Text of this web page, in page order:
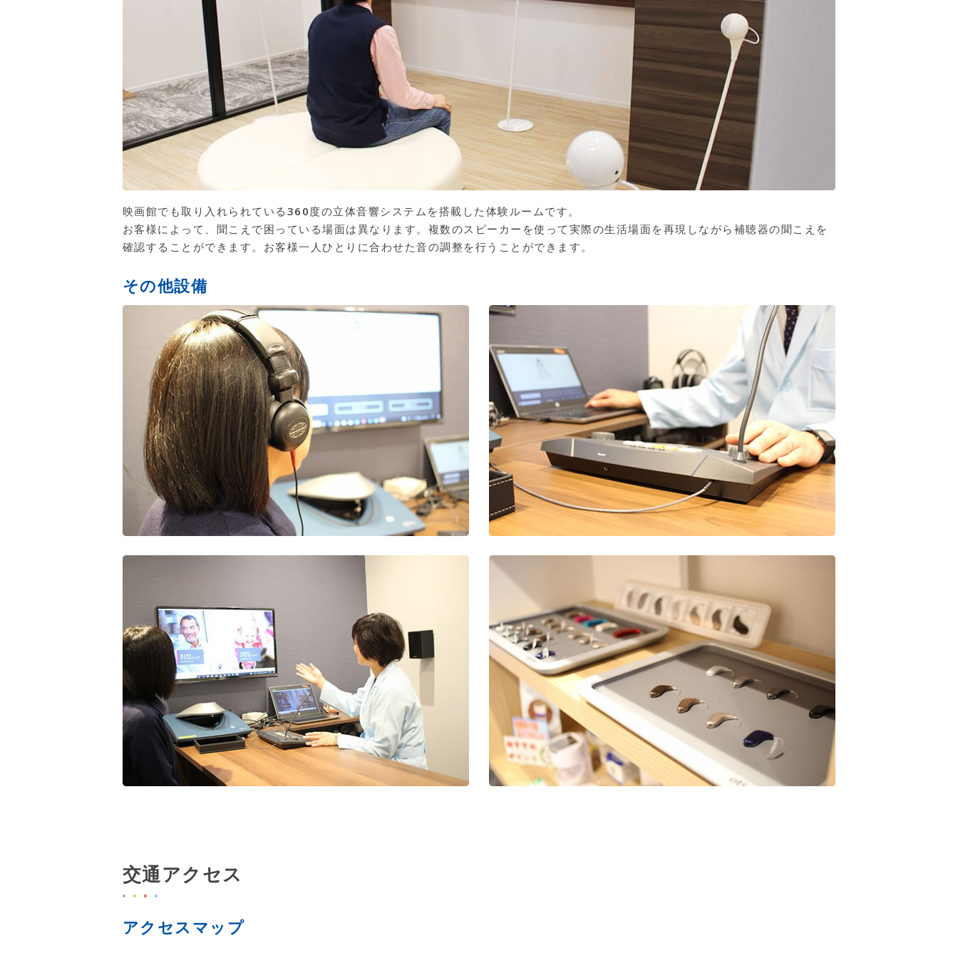
映画館でも取り入れられている360度の立体音響システムを搭載した体験ルームです。
お客様によって、聞こえで困っている場面は異なります。複数のスピーカーを使って実際の生活場面を再現しながら補聴器の聞こえを
確認することができます。お客様一人ひとりに合わせた音の調整を行うことができます。
その他設備
交通アクセス
アクセスマップ